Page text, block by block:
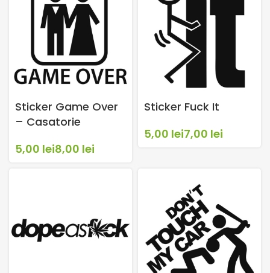
Sticker Game Over
– Casatorie
lei
lei
Sticker Fuck It
lei
lei